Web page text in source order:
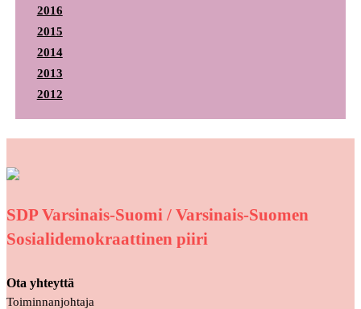
2016
2015
2014
2013
2012
SDP Varsinais-Suomi / Varsinais-Suomen
Sosialidemokraattinen piiri
Ota yhteyttä
Toiminnanjohtaja